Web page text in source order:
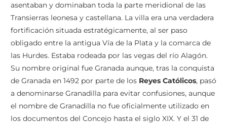
asentaban y dominaban toda la parte meridional de las
Transierras leonesa y castellana. La villa era una verdadera
fortificación situada estratégicamente, al ser paso
obligado entre la antigua Vía de la Plata y la comarca de
las Hurdes. Estaba rodeada por las vegas del río Alagón.
Su nombre original fue Granada aunque, tras la conquista
de Granada en 1492 por parte de los Reyes Católicos, pasó
a denominarse Granadilla para evitar confusiones, aunque
el nombre de Granadilla no fue oficialmente utilizado en
los documentos del Concejo hasta el siglo XIX. Y el 31 de